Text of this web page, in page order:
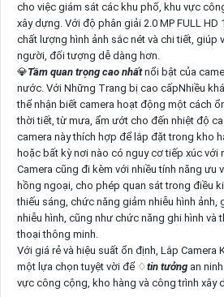
cho việc giám sát các khu phố, khu vực
xây dựng. Với độ phân giải 2.0 MP FULL HD
chất lượng hình ảnh sắc nét và chi tiết, giúp
người, đối tượng dễ dàng hơn.
💎Tầm quan trọng cao nhấtnổi bật của
nước. Với Những Trang bị cao cấpNhiều
thể nhận biết camera hoạt động một cách
thời tiết, từ mưa, ẩm ướt cho đến nhiệt độ
camera này thích hợp để lắp đặt trong kho
hoặc bất kỳ nơi nào có nguy cơ tiếp xúc với
Camera cũng đi kèm với nhiều tính năng ưu
hồng ngoại, cho phép quan sát trong điều
thiếu sáng, chức năng giảm nhiễu hình ảnh,
nhiễu hình, cũng như chức năng ghi hình và
thoại thông minh.
Với giá rẻ và hiệu suất ổn định, Lắp Camera
một lựa chọn tuyệt vời để ♢tin tưởngan
vực công cộng, kho hàng và công trình xây